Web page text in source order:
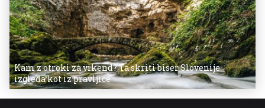
Kam z otroki za vikend? Ta skriti biser Slovenije
izgleda kot iz pravljice